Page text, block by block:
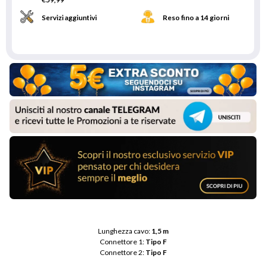
Servizi aggiuntivi Reso fino a 14 giorni
Lunghezza cavo: 1,5 m
Connettore 1: Tipo F
Connettore 2: Tipo F